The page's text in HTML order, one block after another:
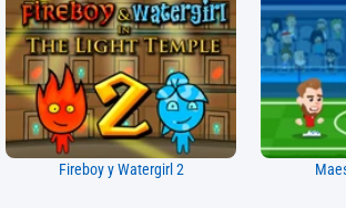
Fireboy y Watergirl 2